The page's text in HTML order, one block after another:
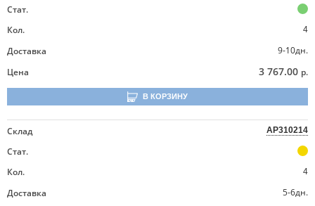
Стат.
Кол.
4
Доставка
9-10дн.
Цена
3 767.00 р.
В КОРЗИНУ
Склад AP310214
Стат.
Кол.
4
Доставка
5-6дн.